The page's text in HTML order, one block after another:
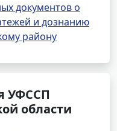
документов о
и дознанию
району
УФССП
области